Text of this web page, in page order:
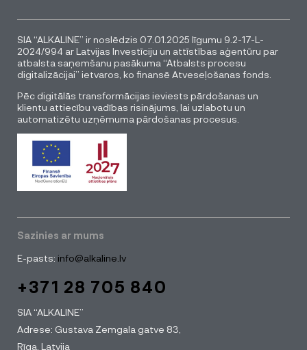
SIA “ALKALINE” ir noslēdzis 07.01.2025 līgumu 9.2-17-L-
2024/994 ar Latvijas Investīciju un attīstības aģentūru par
atbalsta saņemšanu pasākuma “Atbalsts procesu
digitalizācijai” ietvaros, ko finansē Atveseļošanas fonds.
Pēc digitālās transformācijas ieviests pārdošanas un
klientu attiecību vadības risinājums, lai uzlabotu un
automatizētu uzņēmuma pārdošanas procesus.
Sazinies ar mums
E-pasts: info@alkaline.lv
+371 28 705 840
SIA “ALKALINE”
Adrese: Gustava Zemgala gatve 83,
Rīga, Latvija